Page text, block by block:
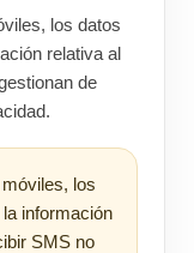
los datos
relativa al
de
los
información
SMS no